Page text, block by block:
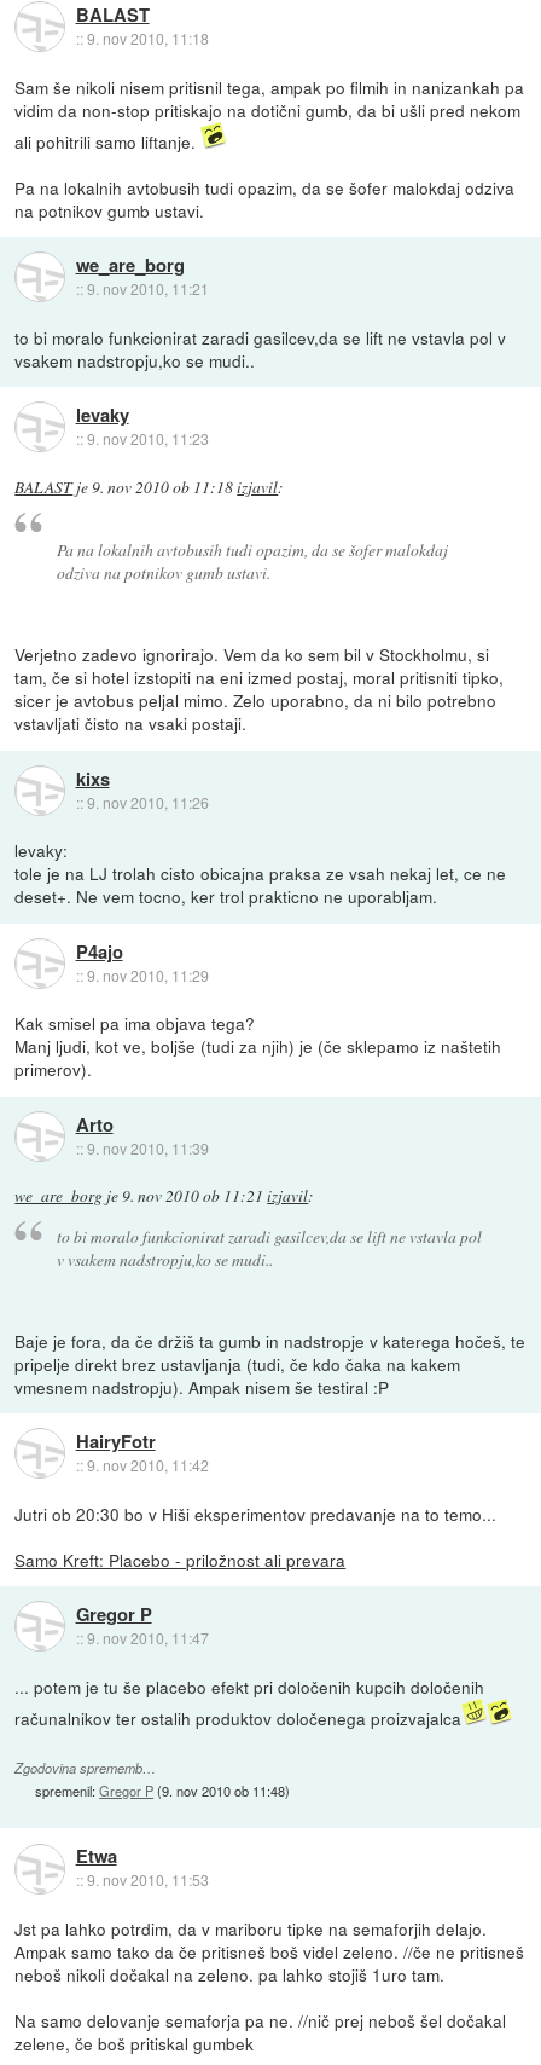
BALAST
::9. nov 2010, 11:18
Sam še nikoli nisem pritisnil tega, ampak po filmih in nanizankah pa
vidim da non-stop pritiskajo na dotični gumb, da bi ušli pred nekom
ali pohitrili samo liftanje.
Pa na lokalnih avtobusih tudi opazim, da se šofer malokdaj odziva
na potnikov gumb ustavi.
we_are_borg
::9. nov 2010, 11:21
to bi moralo funkcionirat zaradi gasilcev,da se lift ne vstavla pol v
vsakem nadstropju,ko se mudi..
levaky
::9. nov 2010, 11:23
BALASTje9. nov 2010 ob 11:18izjavil:
Pa na lokalnih avtobusih tudi opazim, da se šofer malokdaj
odziva na potnikov gumb ustavi.
Verjetno zadevo ignorirajo. Vem da ko sem bil v Stockholmu, si
tam, če si hotel izstopiti na eni izmed postaj, moral pritisniti tipko,
sicer je avtobus peljal mimo. Zelo uporabno, da ni bilo potrebno
vstavljati čisto na vsaki postaji.
kixs
::9. nov 2010, 11:26
levaky:
tole je na LJ trolah cisto obicajna praksa ze vsah nekaj let, ce ne
deset+. Ne vem tocno, ker trol prakticno ne uporabljam.
P4ajo
::9. nov 2010, 11:29
Kak smisel pa ima objava tega?
Manj ljudi, kot ve, boljše (tudi za njih) je (če sklepamo iz naštetih
primerov).
Arto
::9. nov 2010, 11:39
we_are_borg je9. nov 2010 ob 11:21 izjavil:
to bi moralo funkcionirat zaradi gasilcev,da se lift ne vstavla pol
v vsakem nadstropju,ko se mudi..
Baje je fora, da če držiš ta gumb in nadstropje v katerega hočeš, te
pripelje direkt brez ustavljanja (tudi, če kdo čaka na kakem
vmesnem nadstropju). Ampak nisem še testiral :P
HairyFotr
::9. nov 2010, 11:42
Jutri ob 20:30 bo v Hiši eksperimentov predavanje na to temo...
Samo Kreft: Placebo - priložnost ali prevara
Gregor P
::9. nov 2010, 11:47
... potem je tu še placebo efekt pri določenih kupcih določenih
računalnikov ter ostalih produktov določenega proizvajalca
Zgodovina sprememb…
spremenil:Gregor P(9. nov 2010 ob 11:48)
Etwa
::9. nov 2010, 11:53
Jst pa lahko potrdim, da v mariboru tipke na semaforjih delajo.
Ampak samo tako da če pritisneš boš videl zeleno. //če ne pritisneš
neboš nikoli dočakal na zeleno. pa lahko stojiš 1uro tam.
Na samo delovanje semaforja pa ne. //nič prej neboš šel dočakal
zelene, če boš pritiskal gumbek